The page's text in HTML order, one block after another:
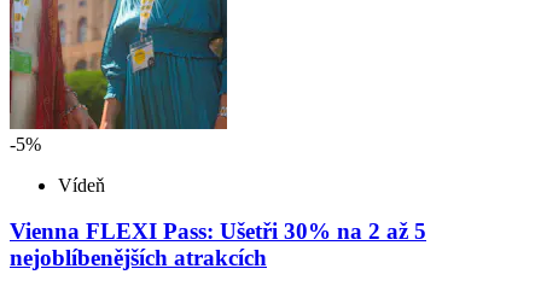
-5%
Vídeň
Vienna FLEXI Pass: Ušetři 30% na 2 až 5
nejoblíbenějších atrakcích